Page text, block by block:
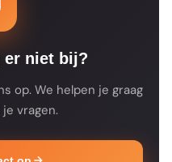
bevestiging met de
er niet bij?
op. We helpen je graag
vragen.